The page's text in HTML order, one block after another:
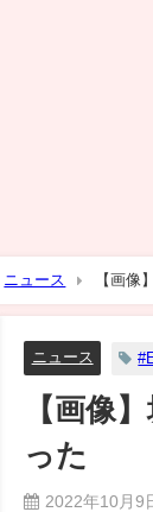
ニュース 【画像
ニュース
【画像
った
2022年10月9